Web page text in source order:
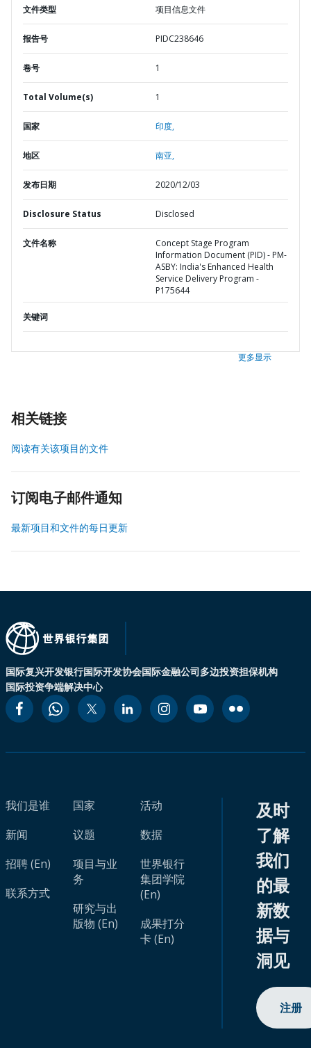
文件类型 项目信息文件
报告号 PIDC238646
卷号 1
Total Volume(s) 1
国家 印度,
地区 南亚,
发布日期 2020/12/03
Disclosure Status Disclosed
文件名称
Concept Stage Program
Information Document (PID) - PM-
ASBY: India's Enhanced Health
Service Delivery Program -
P175644
关键词
更多显示
相关链接
阅读有关该项目的文件
订阅电子邮件通知
最新项目和文件的每日更新
国际复兴开发银行国际开发协会国际金融公司多边投资担保机构
国际投资争端解决中心
我们是谁
新闻
招聘 (En)
联系方式
国家
议题
项目与业
务
研究与出
版物 (En)
活动
数据
世界银行
集团学院
(En)
成果打分
卡 (En)
及时
了解
我们
的最
新数
据与
洞见
注册